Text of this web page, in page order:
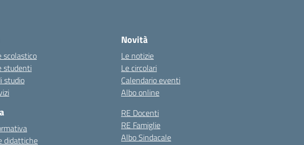
scolastico
studenti
studio
didattiche
Novità
Le notizie
Le circolari
Calendario eventi
Albo online
RE Docenti
RE Famiglie
Albo Sindacale